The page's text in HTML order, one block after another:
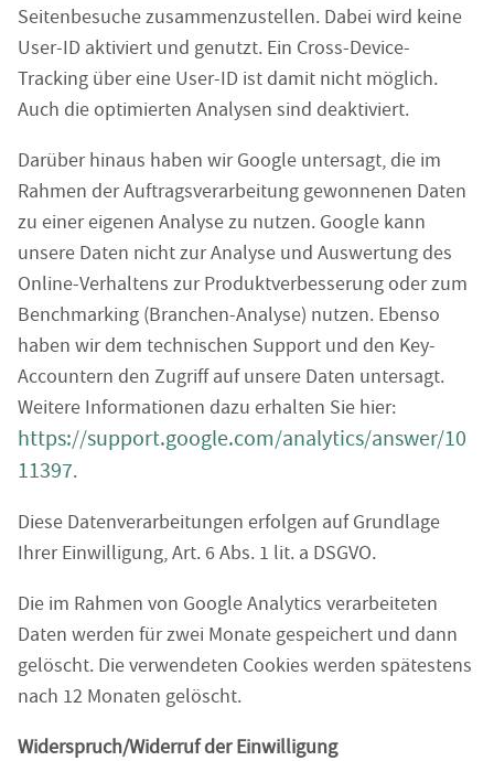
Seitenbesuche zusammenzustellen. Dabei wird keine
User-ID aktiviert und genutzt. Ein Cross-Device-
Tracking über eine User-ID ist damit nicht möglich.
Auch die optimierten Analysen sind deaktiviert.
Darüber hinaus haben wir Google untersagt, die im
Rahmen der Auftragsverarbeitung gewonnenen Daten
zu einer eigenen Analyse zu nutzen. Google kann
unsere Daten nicht zur Analyse und Auswertung des
Online-Verhaltens zur Produktverbesserung oder zum
Benchmarking (Branchen-Analyse) nutzen. Ebenso
haben wir dem technischen Support und den Key-
Accountern den Zugriff auf unsere Daten untersagt.
Weitere Informationen dazu erhalten Sie hier:
https://support.google.com/analytics/answer/10
11397.
Diese Datenverarbeitungen erfolgen auf Grundlage
Ihrer Einwilligung, Art. 6 Abs. 1 lit. a DSGVO.
Die im Rahmen von Google Analytics verarbeiteten
Daten werden für zwei Monate gespeichert und dann
gelöscht. Die verwendeten Cookies werden spätestens
nach 12 Monaten gelöscht.
Widerspruch/Widerruf der Einwilligung